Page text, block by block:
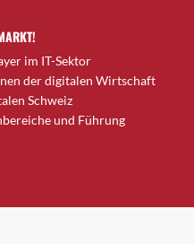
im IT-Sektor
der digitalen Wirtschaft
Schweiz
und Führung